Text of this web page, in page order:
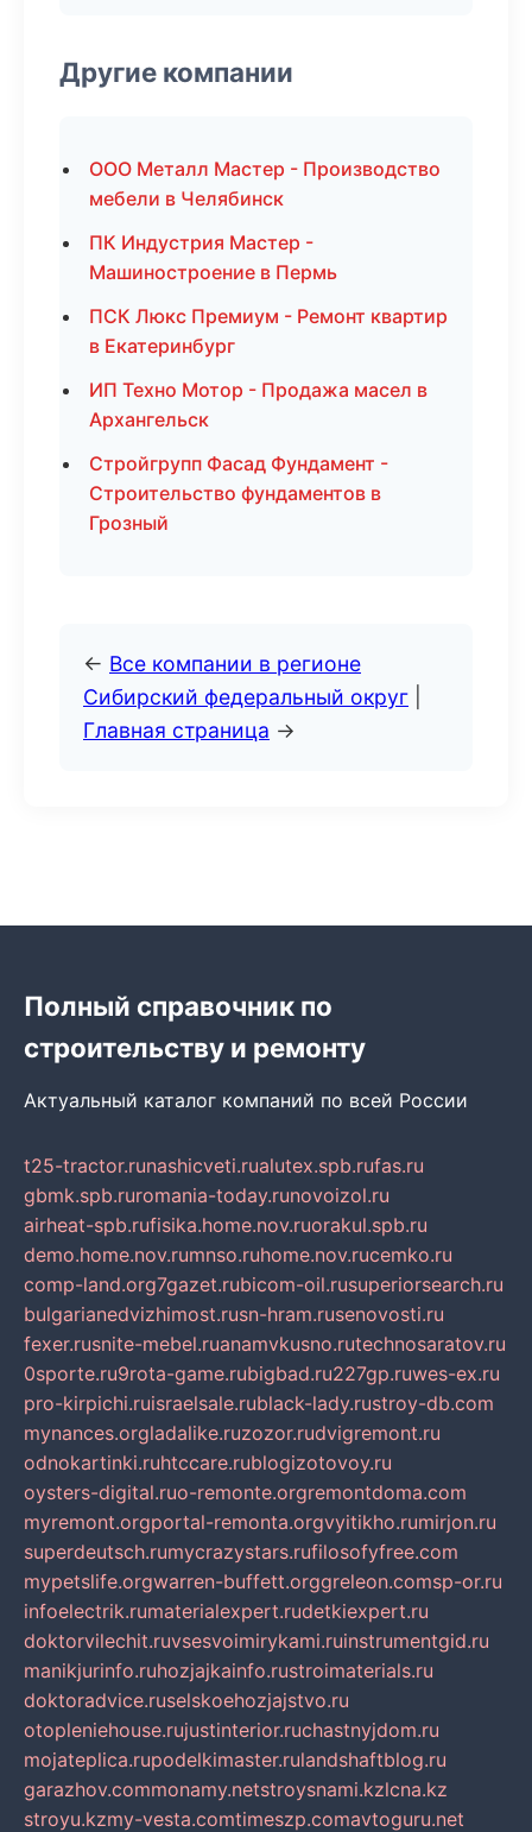
Другие компании
ООО Металл Мастер - Производство
мебели в Челябинск
ПК Индустрия Мастер -
Машиностроение в Пермь
ПСК Люкс Премиум - Ремонт квартир
в Екатеринбург
ИП Техно Мотор - Продажа масел в
Архангельск
Стройгрупп Фасад Фундамент -
Строительство фундаментов в
Грозный
← Все компании в регионе
Сибирский федеральный округ
Главная страница →
Полный справочник по
строительству и ремонту
Актуальный каталог компаний по всей России
t25-tractor.runashicveti.rualutex.spb.rufas.ru
gbmk.spb.ruromania-today.runovoizol.ru
airheat-spb.rufisika.home.nov.ruorakul.spb.ru
demo.home.nov.rumnso.ruhome.nov.rucemko.ru
comp-land.org7gazet.rubicom-oil.rusuperiorsearch.ru
bulgarianedvizhimost.rusn-hram.rusenovosti.ru
fexer.rusnite-mebel.ruanamvkusno.rutechnosaratov.ru
0sporte.ru9rota-game.rubigbad.ru227gp.ruwes-ex.ru
pro-kirpichi.ruisraelsale.rublack-lady.rustroy-db.com
mynances.orgladalike.ruzozor.rudvigremont.ru
odnokartinki.ruhtccare.rublogizotovoy.ru
oysters-digital.ruo-remonte.orgremontdoma.com
myremont.orgportal-remonta.orgvyitikho.rumirjon.ru
superdeutsch.rumycrazystars.rufilosofyfree.com
mypetslife.orgwarren-buffett.orggreleon.comsp-or.ru
infoelectrik.rumaterialexpert.rudetkiexpert.ru
doktorvilechit.ruvsesvoimirykami.ruinstrumentgid.ru
manikjurinfo.ruhozjajkainfo.rustroimaterials.ru
doktoradvice.ruselskoehozjajstvo.ru
otopleniehouse.rujustinterior.ruchastnyjdom.ru
mojateplica.rupodelkimaster.rulandshaftblog.ru
garazhov.commonamy.netstroysnami.kzlcna.kz
stroyu.kzmy-vesta.comtimeszp.comavtoguru.net